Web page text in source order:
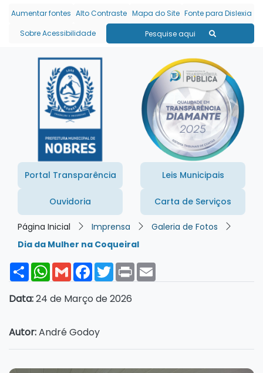
Seção de atalhos e
Ir para o conteúdo [alt+1]
Ir para o menu [alt+2]
Ir para a busca [alt+3]
Ir para o rodapé [alt+4]
Aumentar fontes Alto Contraste Mapa do Site Fonte para Dislexia
Sobre Acessibilidade
Pesquise aqui
Portal Transparência Leis Municipais
Ouvidoria Carta de Serviços
Página Inicial Imprensa
Galeria de Fotos
Dia da Mulher na Coqueiral
ShareWhatsApp
GmailFacebook
Twitter
Print
Data:24 de Março de 2026
Autor:André Godoy